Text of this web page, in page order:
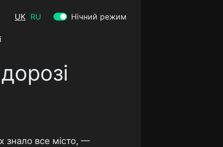
UK RU Нічний режим
знало все місто, —